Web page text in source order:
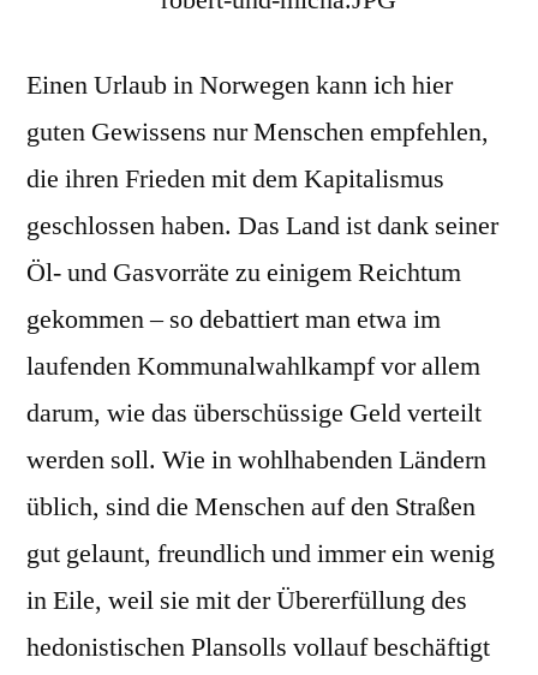
Einen Urlaub in Norwegen kann ich hier
guten Gewissens nur Menschen empfehlen,
die ihren Frieden mit dem Kapitalismus
geschlossen haben. Das Land ist dank seiner
Öl- und Gasvorräte zu einigem Reichtum
gekommen – so debattiert man etwa im
laufenden Kommunalwahlkampf vor allem
darum, wie das überschüssige Geld verteilt
werden soll. Wie in wohlhabenden Ländern
üblich, sind die Menschen auf den Straßen
gut gelaunt, freundlich und immer ein wenig
in Eile, weil sie mit der Übererfüllung des
hedonistischen Plansolls vollauf beschäftigt